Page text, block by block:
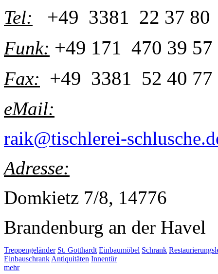
Tel: +49 3381 22 37 80
Funk: +49 171 470 39 57
Fax: +49 3381 52 40 77
eMail:
raik@tischlerei-
Adresse:
Domkietz 7/8, 14776
Brandenburg an der Havel
Treppengeländer St. Gotthardt Einbaumöbel Schrank
Einbauschrank Antiquitäten Innentür
mehr